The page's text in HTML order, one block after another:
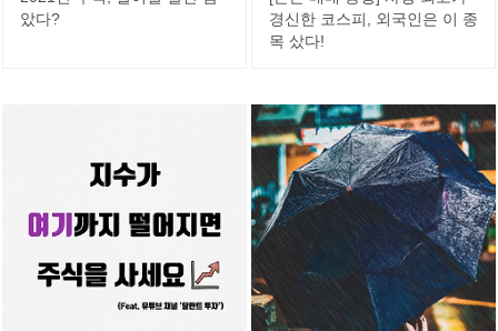
았다?
경신한 코스피, 외국인은 이 종
목 샀다!